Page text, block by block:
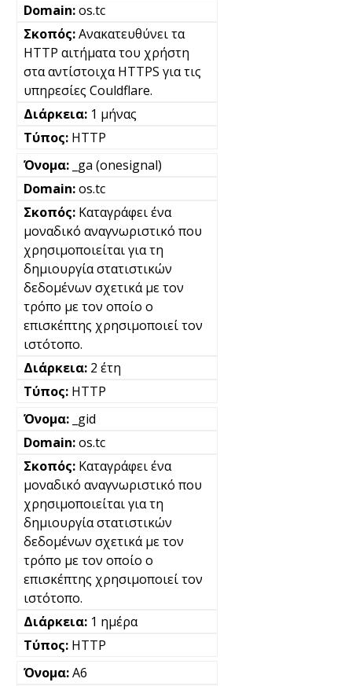
os.tc
Ανακατευθύνει τα
HTTP αιτήματα του χρήστη
στα αντίστοιχα HTTPS για τις
υπηρεσίες Couldflare.
1 μήνας
HTTP
_ga (onesignal)
os.tc
Καταγράφει ένα
μοναδικό αναγνωριστικό που
χρησιμοποιείται για τη
δημιουργία στατιστικών
δεδομένων σχετικά με τον
τρόπο με τον οποίο ο
επισκέπτης χρησιμοποιεί τον
ιστότοπο.
2 έτη
HTTP
_gid
os.tc
Καταγράφει ένα
μοναδικό αναγνωριστικό που
χρησιμοποιείται για τη
δημιουργία στατιστικών
δεδομένων σχετικά με τον
τρόπο με τον οποίο ο
επισκέπτης χρησιμοποιεί τον
ιστότοπο.
1 ημέρα
HTTP
A6